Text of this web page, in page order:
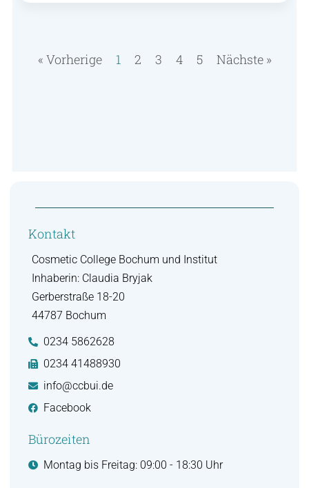
« Vorherige 1 2 3 4 5 Nächste »
Kontakt
Cosmetic College Bochum und Institut
Inhaberin: Claudia Bryjak
Gerberstraße 18-20
44787 Bochum
0234 5862628
0234 41488930
info@ccbui.de
Facebook
Bürozeiten
Montag bis Freitag: 09:00 - 18:30 Uhr